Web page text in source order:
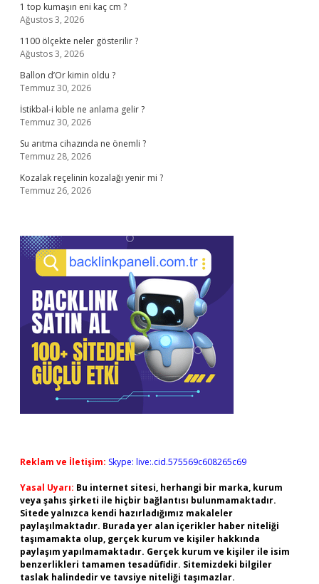
1 top kumaşın eni kaç cm ?
Ağustos 3, 2026
1100 ölçekte neler gösterilir ?
Ağustos 3, 2026
Ballon d’Or kimin oldu ?
Temmuz 30, 2026
İstikbal-i kıble ne anlama gelir ?
Temmuz 30, 2026
Su arıtma cihazında ne önemli ?
Temmuz 28, 2026
Kozalak reçelinin kozalağı yenir mi ?
Temmuz 26, 2026
Reklam ve İletişim: Skype: live:.cid.575569c608265c69
Yasal Uyarı: Bu internet sitesi, herhangi bir marka, kurum
veya şahıs şirketi ile hiçbir bağlantısı bulunmamaktadır.
Sitede yalnızca kendi hazırladığımız makaleler
paylaşılmaktadır. Burada yer alan içerikler haber niteliği
taşımamakta olup, gerçek kurum ve kişiler hakkında
paylaşım yapılmamaktadır. Gerçek kurum ve kişiler ile isim
benzerlikleri tamamen tesadüfidir. Sitemizdeki bilgiler
taslak halindedir ve tavsiye niteliği taşımazlar.